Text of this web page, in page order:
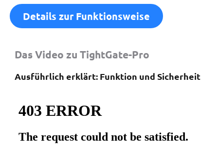
Details zur Funktionsweise
Das Video zu TightGate-Pro
Ausführlich erklärt: Funktion und Sicherheit